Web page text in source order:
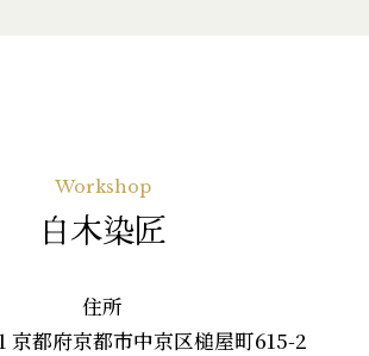
Workshop
白木染匠
住所
京都府京都市中京区槌屋町615-2